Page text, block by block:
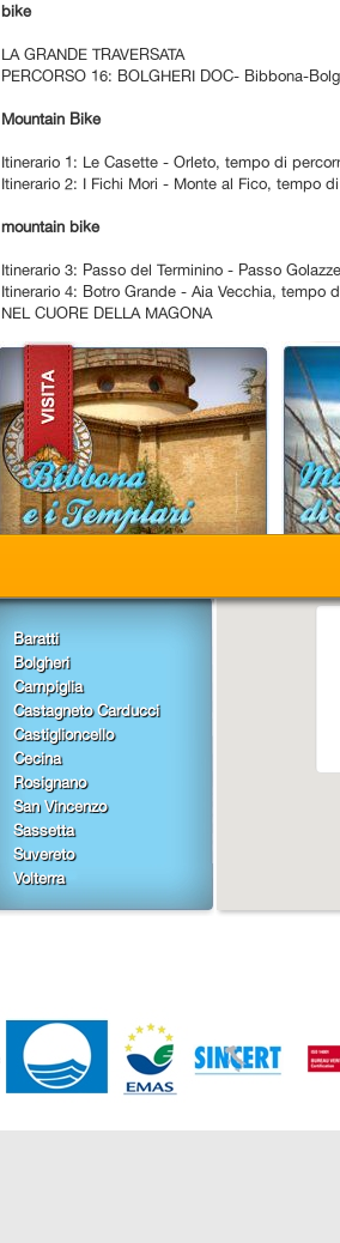
bike
LA GRANDE TRAVERSATA
PERCORSO 16: BOLGHERI DOC- Bibbona-
Mountain Bike
Itinerario 1: Le Casette - Orleto, tempo di
Itinerario 2: I Fichi Mori - Monte al Fico, tempo
mountain bike
Itinerario 3: Passo del Terminino - Passo
Itinerario 4: Botro Grande - Aia Vecchia, tempo
NEL CUORE DELLA MAGONA
Baratti
Bolgheri
Campiglia
Castagneto Carducci
Castiglioncello
Cecina
Rosignano
San Vincenzo
Sassetta
Suvereto
Volterra